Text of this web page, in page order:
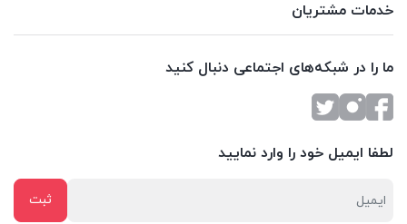
خدمات مشتریان
ما را در شبکه‌های اجتماعی دنبال کنید
لطفا ایمیل خود را وارد نمایید